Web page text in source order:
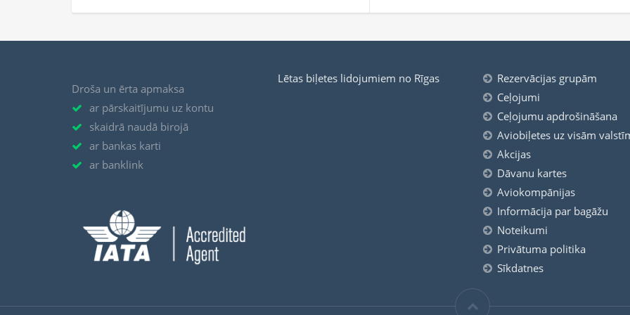
Droša un ērta apmaksa
ar pārskaitījumu uz kontu
skaidrā naudā birojā
ar bankas karti
ar banklink
Lētas biļetes lidojumiem no Rīgas
Rezervācijas grupām
Ceļojumi
Ceļojumu apdrošināšana
Aviobiļetes uz visām
Akcijas
Dāvanu kartes
Aviokompānijas
Informācija par bagāžu
Noteikumi
Privātuma politika
Sīkdatnes